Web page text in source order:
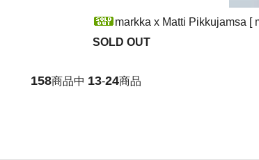
markka x Matti Pikkujamsa [
SOLD OUT
158商品中 13-24商品